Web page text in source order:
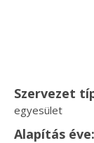
Szervezet
egyesület
Alapítás éve: